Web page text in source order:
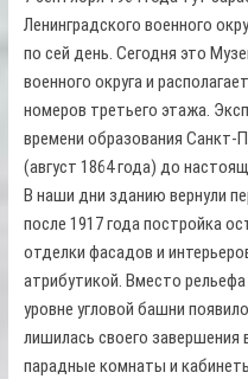
Ленинградского военного
по сей день. Сегодня это
военного округа и
номеров третьего этажа.
времени образования Санкт-
(август 1864 года) до
В наши дни зданию вернули
после 1917 года постройка
отделки фасадов и
атрибутикой. Вместо
уровне угловой башни
лишилась своего завершения
парадные комнаты и